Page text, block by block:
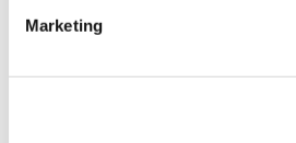
Marketing
Veranstaltungstermine